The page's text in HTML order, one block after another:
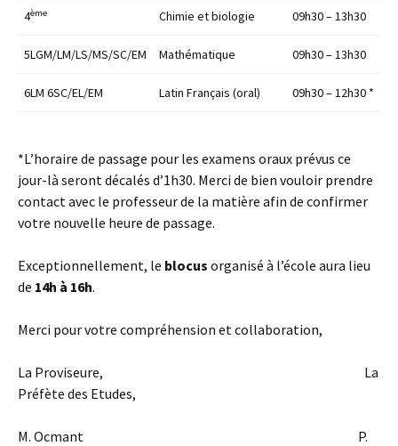
4ème Chimie et biologie 09h30 – 13h30
5LGM/LM/LS/MS/SC/EM Mathématique 09h30 – 13h30
6LM 6SC/EL/EM Latin Français (oral) 09h30 – 12h30 *
*L’horaire de passage pour les examens oraux prévus ce
jour-là seront décalés d’1h30. Merci de bien vouloir prendre
contact avec le professeur de la matière afin de confirmer
votre nouvelle heure de passage.
Exceptionnellement, le blocus organisé à l’école aura lieu
de 14h à 16h.
Merci pour votre compréhension et collaboration,
La Proviseure, La
Préfète des Etudes,
M. Ocmant P.